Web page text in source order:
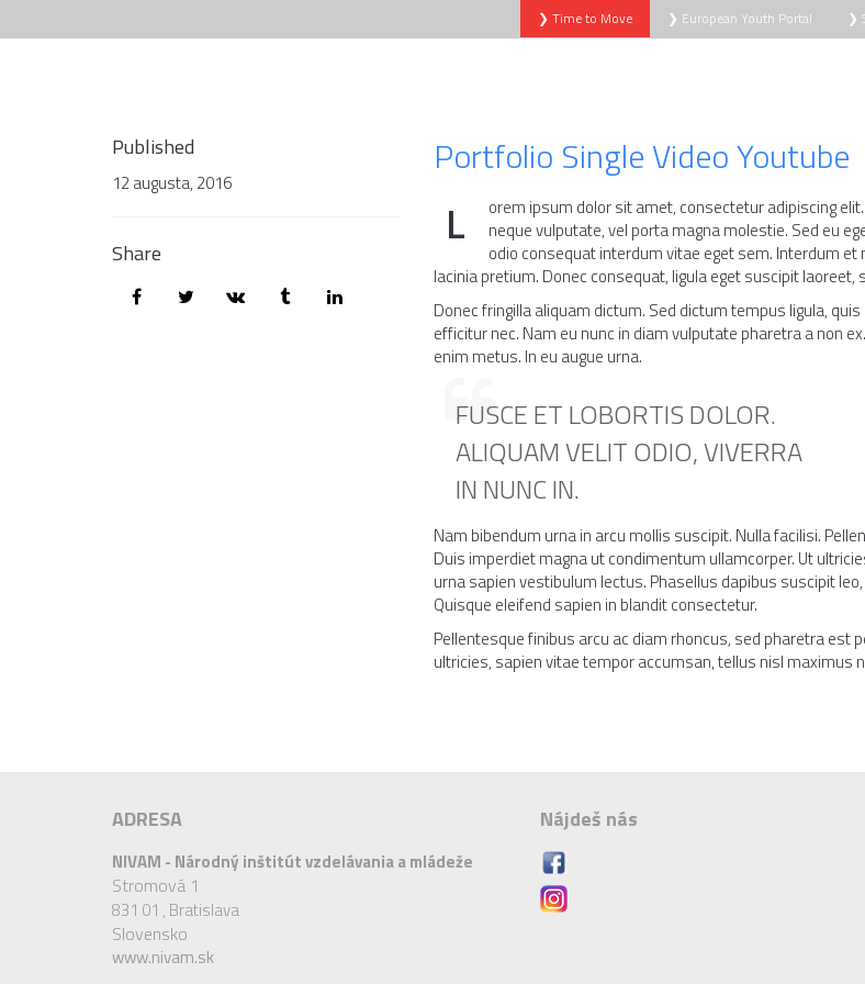
❯ Time to Move ❯ European Youth Portal ❯
Portfolio Single Video Youtube
L
orem ipsum dolor sit amet, consectetur adipiscing
neque vulputate, vel porta magna molestie. Sed eu
odio consequat interdum vitae eget sem. Interdum
lacinia pretium. Donec consequat, ligula eget suscipit
Donec fringilla aliquam dictum. Sed dictum tempus ligula,
efficitur nec. Nam eu nunc in diam vulputate pharetra a non
enim metus. In eu augue urna.
FUSCE ET LOBORTIS DOLOR.
ALIQUAM VELIT ODIO, VIVERRA
IN NUNC IN.
Nam bibendum urna in arcu mollis suscipit. Nulla facilisi.
Duis imperdiet magna ut condimentum ullamcorper. Ut
urna sapien vestibulum lectus. Phasellus dapibus suscipit
Quisque eleifend sapien in blandit consectetur.
Pellentesque finibus arcu ac diam rhoncus, sed pharetra
ultricies, sapien vitae tempor accumsan, tellus nisl maximus
Published
12 augusta, 2016
Share
ADRESA
NIVAM - Národný inštitút vzdelávania a mládeže
Stromová 1
831 01 , Bratislava
Slovensko
www.nivam.sk
Nájdeš nás